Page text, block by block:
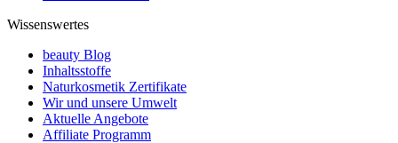
Wissenswertes
beauty Blog
Inhaltsstoffe
Naturkosmetik Zertifikate
Wir und unsere Umwelt
Aktuelle Angebote
Affiliate Programm